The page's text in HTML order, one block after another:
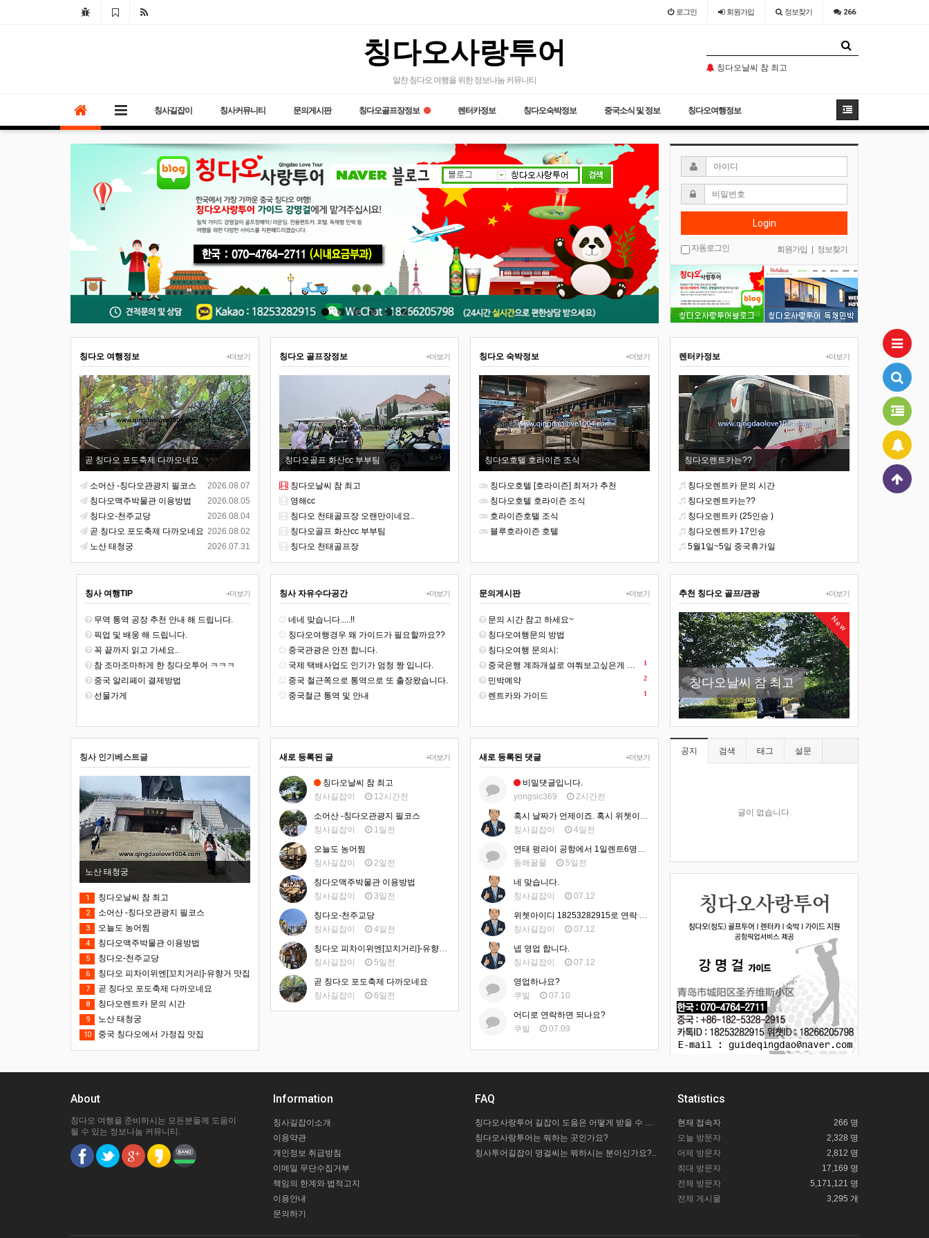
로그인 회원가입 정보찾기 266
칭다오사랑투어
알찬 칭다오 여행을 위한 정보나눔 커뮤니티
칭다오날씨 참 최고
소어산 -칭다오관광지 필코스
칭사길잡이
칭사커뮤니티 문의게시판 칭다오골프장정보 렌터카정보 칭다오숙박정보 중국소식 및 정보 칭다오여행정보
Login
자동로그인 회원가입 정보찾기
+더보기
칭다오 여행정보
곧 칭다오 포도축제 다까오네요
2026.08.07
소어산 -칭다오관광지 필코스
2026.08.05
칭다오맥주박물관 이용방법
2026.08.04
칭다오-천주교당
2026.08.02
곧 칭다오 포도축제 다까오네요
2026.07.31
노산 태청궁
+더보기
칭다오 골프장정보
칭다오골프 화산cc 부부팀
칭다오날씨 참 최고
영해cc
칭다오 천태골프장 오랜만이네요..
칭다오골프 화산cc 부부팀
칭다오 천태골프장
+더보기
칭다오 숙박정보
칭다오호텔 호라이즌 조식
칭다오호텔 [호라이즌] 최저가 추천
칭다오호텔 호라이즌 조식
호라이즌호텔 조식
블루호라이즌 호텔
+더보기
렌터카정보
칭다오렌트카는??
칭다오렌트카 문의 시간
칭다오렌트카는??
칭다오렌트카 (25인승 )
칭다오렌트카 17인승
5월1일~5일 중국휴가일
+더보기
칭사 여행TIP
무역 통역 공장 추천 안내 해 드립니다.
픽업 및 배웅 해 드립니다.
꼭 끝까지 읽고 가세요..
참 조마조마하게 한 칭다오투어 ㅋㅋㅋ
중국 알리페이 결제방법
선물가게
+더보기
칭사 자유수다공간
네네 맞습니다.....!!
칭다오여행경우 왜 가이드가 필요할까요??
중국관광은 안전 합니다.
국제 택배사업도 인기가 엄청 짱 입니다.
중국 철근쪽으로 통역으로 또 출장왔습니다.
중국철근 통역 및 안내
+더보기
문의게시판
문의 시간 참고 하세요~
칭다오여행문의 방법
칭다오여행 문의시:
1
중국은행 계좌개설로 여쭤보고싶은게 있어요!
2
민박예약
1
렌트카와 가이드
+더보기
추천 칭다오 골프/관광
New
칭다오날씨 참 최고
소어산 -칭다오관광지 필코
스
칭다오-천주교당
칭다오맥주박물관 이용방
법
칭사 인기베스트글
노산 태청궁
1 칭다오날씨 참 최고
2 소어산 -칭다오관광지 필코스
3 오늘도 농어찜
4 칭다오맥주박물관 이용방법
5 칭다오-천주교당
6 칭다오 피차이위엔[꼬치거리]-유향거 맛집
7 곧 칭다오 포도축제 다까오네요
8 칭다오렌트카 문의 시간
9 노산 태청궁
10 중국 칭다오에서 가정집 맛집
+더보기
새로 등록된 글
칭다오날씨 참 최고
칭사길잡이
12시간전
소어산 -칭다오관광지 필코스
칭사길잡이
1일전
오늘도 농어찜
칭사길잡이
2일전
칭다오맥주박물관 이용방법
칭사길잡이
3일전
칭다오-천주교당
칭사길잡이
4일전
칭다오 피차이위엔[꼬치거리]-유향거 맛집
칭사길잡이
5일전
곧 칭다오 포도축제 다까오네요
칭사길잡이
6일전
+더보기
새로 등록된 댓글
비밀댓글입니다.
yongsic369
2시간전
혹시 날짜가 언제이죠. 혹시 위쳇이나 카톡하시나요.. 아이디:18253282915 입니다 이쪽으로 문의 하시…
칭사길잡이
4일전
연태 펑라이 공항에서 1일렌트6명이탈것 끝나고시내호텔 1일 렌트 비용견적 부탁드려요
동해꿀물
5일전
네 맞습니다.
칭사길잡이
07.12
위쳇아이디 18253282915로 연락 하시면 됩니다.
칭사길잡이
07.12
넵 영업 합니다.
칭사길잡이
07.12
영업하나요?
쿠빌
07.10
어디로 연락하면 되나요?
쿠빌
07.09
공지 검색 태그 설문
글이 없습니다.
About
칭다오 여행을 준비하시는 모든분들께 도움이
될 수 있는 정보나눔 커뮤니티.
Information
칭사길잡이소개
이용약관
개인정보 취급방침
이메일 무단수집거부
책임의 한계와 법적고지
이용안내
문의하기
FAQ
칭다오사랑투어 길잡이 도움은 어떻게 받을 수 있을까요?
칭다오사랑투어는 뭐하는 곳인가요?
칭사투어길잡이 명걸씨는 뭐하시는 분이신가요?..
Statistics
현재 접속자
266 명
오늘 방문자
2,328 명
어제 방문자
2,812 명
최대 방문자
17,169 명
전체 방문자
5,171,121 명
전체 게시물
3,295 개